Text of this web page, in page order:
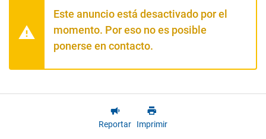
Este anuncio está desactivado por el
momento. Por eso no es posible
ponerse en contacto.
Reportar Imprimir